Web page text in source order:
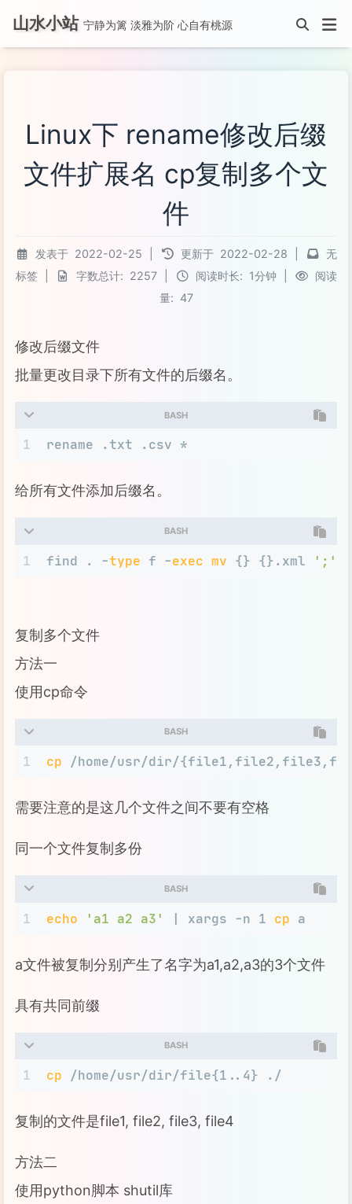
山水小站 宁静为篱 淡雅为阶 心自有桃源
Linux下 rename修改后缀
文件扩展名 cp复制多个文
件
发表于 2022-02-25 更新于 2022-02-28
无
标签
字数总计: 2257 阅读时长: 1分钟
阅读
量: 47
修改后缀文件
批量更改目录下所有文件的后缀名。
BASH
1 rename .txt .csv *
给所有文件添加后缀名。
BASH
1 find . -type f -exec mv {} {}.xml ';'
复制多个文件
方法一
使用cp命令
BASH
1 cp /home/usr/dir/
需要注意的是这几个文件之间不要有空格
同一个文件复制多份
BASH
1 echo 'a1 a2 a3' | xargs -n 1 cp a
a文件被复制分别产生了名字为a1,a2,a3的3个文件
具有共同前缀
BASH
1 cp /home/usr/dir/file{1..4} ./
复制的文件是file1, file2, file3, file4
方法二
使用python脚本 shutil库